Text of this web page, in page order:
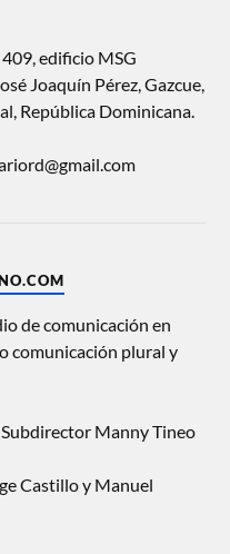
edificio MSG
Joaquín Pérez, Gazcue,
República Dominicana.
de comunicación en
comunicación plural y
Manny Tineo
Castillo y Manuel